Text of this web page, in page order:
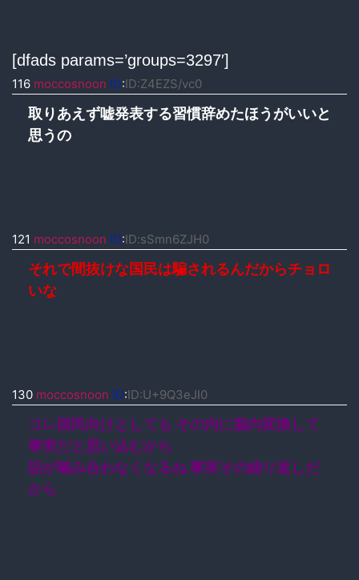
[dfads params=’groups=3297′]
116 moccosnoon ID:ID:Z4EZS/vc0
取りあえず嘘発表する習慣辞めたほうがいいと
思うの
121 moccosnoon ID:ID:sSmn6ZJH0
それで間抜けな国民は騙されるんだからチョロ
いな
130 moccosnoon ID:ID:U+9Q3eJI0
コレ国民向けとしても その内に脳内変換して
事実だと思い込むから
話が噛み合わなくなるね 事実その繰り返しだ
から